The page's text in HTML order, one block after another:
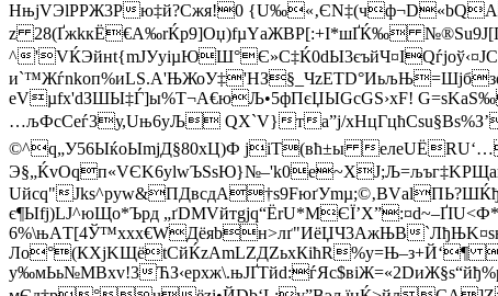
HњjVЭlРPЖ3Pю‡й?Cжя!0
z 28(ҐжkкЁ€A‰rЌр9]Оџ)fµYаЖВP[:+I*шҐЌ‰
^'VЌЭйн
еVµfх'dЗШЫ‡Ѓ]ы%T¬А€юЉ•5фПєЏЫGсGS›xF!
…љФcСeѓ3у,Uњ6yЉ QХ`V}та”ј/
©^q„У56ЫќoЫmjД§80хЦ)Ф јiT(вћ±ы
Uйcq"
є¶Ыfј)LЈ^юЩo*Ърд
6%\њАT[4Ў™ххх€WДёяbн>лґ"ИёЏЧ3AжЊВ
Ло°(КXjKЩёtCйЌzAmLZДZьxКіћR­%y=Њ–з+Й‘¶
у‰мЬь№МBxv!3